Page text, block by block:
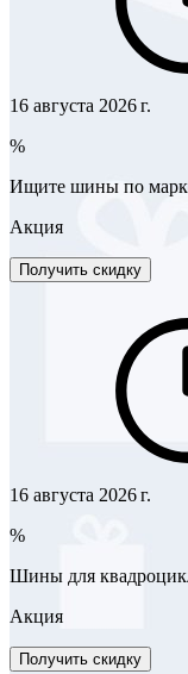
16 августа 2026 г.
%
Ищите шины по
Акция
Получить скидку
16 августа 2026 г.
%
Шины для
Акция
Получить скидку